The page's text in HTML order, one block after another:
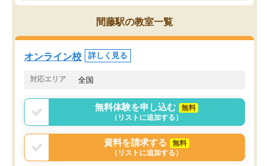
であるので無料の週末教室を使用しな
がら頑張って欲しいと思います！
間藤駅の教室一覧
オンライン校 詳しく見る
対応エリア 全国
無料体験を申し込む
無料
（リストに追加する）
資料を請求する
無料
（リストに追加する）